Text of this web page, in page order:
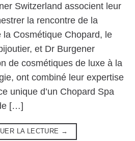
Switzerland associent leur
la rencontre de la
la Cosmétique Chopard, le
et Dr Burgener
de cosmétiques de luxe à la
ont combiné leur expertise
unique d’un Chopard Spa
[…]
LA LECTURE →